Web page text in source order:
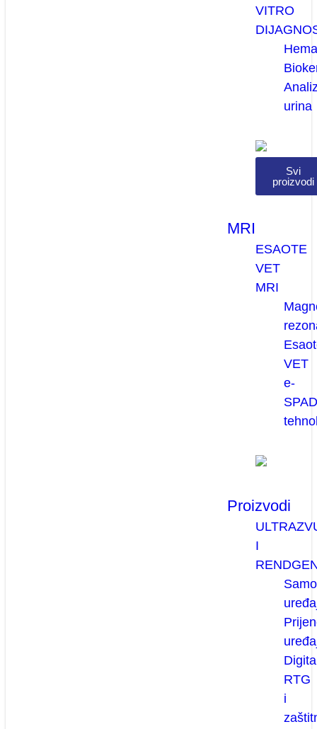
VITRO
urina
Svi
proizvodi
MRI
ESAOTE
VET
MRI
VET
e-
Proizvodi
I
RTG
i